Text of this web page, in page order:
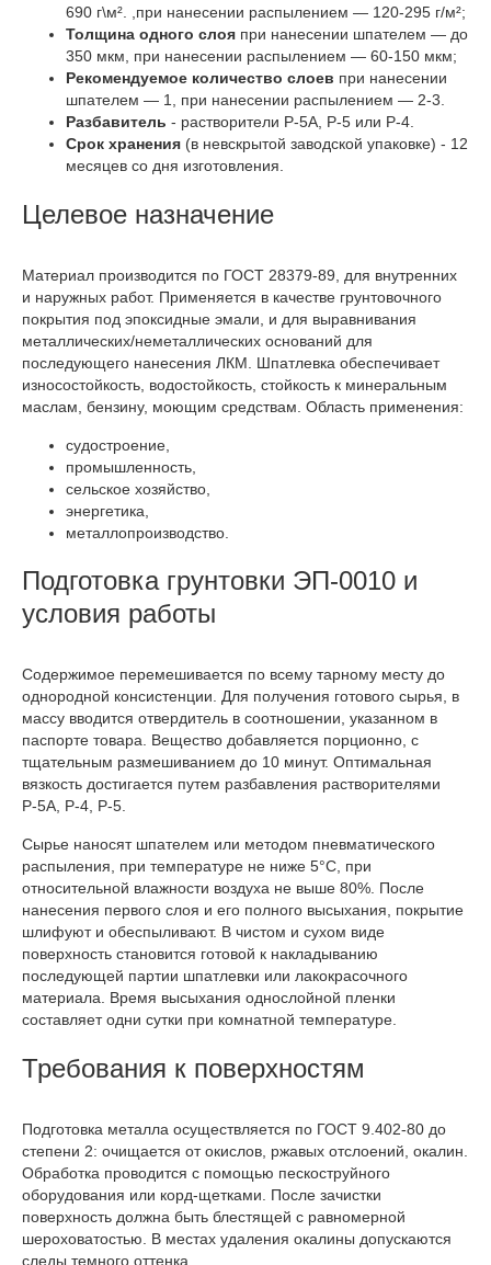
690 г\м². ,при нанесении распылением — 120-295 г/м²;
Толщина одного слоя при нанесении шпателем — до
350 мкм, при нанесении распылением — 60-150 мкм;
Рекомендуемое количество слоев при нанесении
шпателем — 1, при нанесении распылением — 2-3.
Разбавитель - растворители Р-5А, Р-5 или Р-4.
Срок хранения (в невскрытой заводской упаковке) - 12
месяцев со дня изготовления.
Целевое назначение
Материал производится по ГОСТ 28379-89, для внутренних
и наружных работ. Применяется в качестве грунтовочного
покрытия под эпоксидные эмали, и для выравнивания
металлических/неметаллических оснований для
последующего нанесения ЛКМ. Шпатлевка обеспечивает
износостойкость, водостойкость, стойкость к минеральным
маслам, бензину, моющим средствам. Область применения:
судостроение,
промышленность,
сельское хозяйство,
энергетика,
металлопроизводство.
Подготовка грунтовки ЭП-0010 и
условия работы
Содержимое перемешивается по всему тарному месту до
однородной консистенции. Для получения готового сырья, в
массу вводится отвердитель в соотношении, указанном в
паспорте товара. Вещество добавляется порционно, с
тщательным размешиванием до 10 минут. Оптимальная
вязкость достигается путем разбавления растворителями
Р-5А, Р-4, Р-5.
Сырье наносят шпателем или методом пневматического
распыления, при температуре не ниже 5°С, при
относительной влажности воздуха не выше 80%. После
нанесения первого слоя и его полного высыхания, покрытие
шлифуют и обеспыливают. В чистом и сухом виде
поверхность становится готовой к накладыванию
последующей партии шпатлевки или лакокрасочного
материала. Время высыхания однослойной пленки
составляет одни сутки при комнатной температуре.
Требования к поверхностям
Подготовка металла осуществляется по ГОСТ 9.402-80 до
степени 2: очищается от окислов, ржавых отслоений, окалин.
Обработка проводится с помощью пескоструйного
оборудования или корд-щетками. После зачистки
поверхность должна быть блестящей с равномерной
шероховатостью. В местах удаления окалины допускаются
следы темного оттенка.